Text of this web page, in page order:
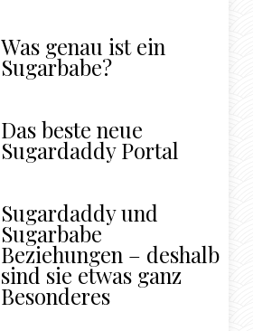
Was genau ist ein
Sugarbabe?
Das beste neue
Sugardaddy Portal
Sugardaddy und
Sugarbabe
Beziehungen – deshalb
sind sie etwas ganz
Besonderes